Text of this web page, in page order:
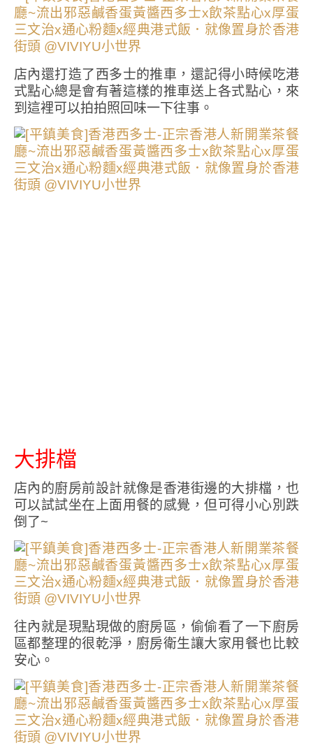
店內還打造了西多士的推車，還記得小時候吃港
式點心總是會有著這樣的推車送上各式點心，來
到這裡可以拍拍照回味一下往事。
大排檔
店內的廚房前設計就像是香港街邊的大排檔，也
可以試試坐在上面用餐的感覺，但可得小心別跌
倒了~
往內就是現點現做的廚房區，偷偷看了一下廚房
區都整理的很乾淨，廚房衛生讓大家用餐也比較
安心。